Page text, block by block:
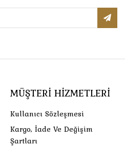
MÜŞTERI HIZMETLERI
Kullanıcı Sözleşmesi
Kargo, İade Ve Değişim
Şartları